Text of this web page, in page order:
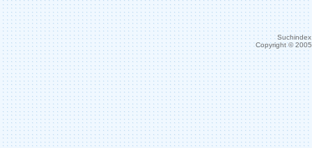
Copyright ©